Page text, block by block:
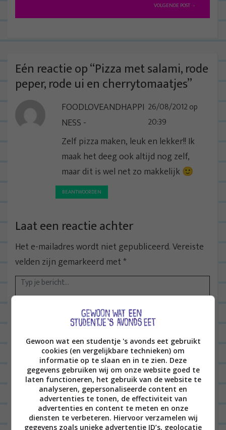
i
t
n
a
v
i
VOLGENDE POST
Eén reactie op “Pizza met salami, rode
peper, rode ui en cherrytomaatjes”
FOODLOVEANDHAPPI
NESS
26/08/2012 op
20:39
Zelf pizza maken, leuk en lekker!! Ik
maak het deeg ook altijd nog zelf,
maar dit is wel net zo makkelijk 🙂
BEANTWOORDEN
Laat een reactie achter
Het e-mailadres wordt niet gepubliceerd.Vereiste
velden zijn gemarkeerd met*
*
E-mail*
Gewoon wat een studentje 's avonds eet gebruikt
cookies (en vergelijkbare technieken) om
informatie op te slaan en in te zien. Deze
gegevens gebruiken wij om onze website goed te
laten functioneren, het gebruik van de website te
analyseren, gepersonaliseerde content en
advertenties te tonen, de effectiviteit van
advertenties en content te meten en onze
diensten te verbeteren. Hiervoor verzamelen wij
gegevens zoals unieke advertentie ID’s, geolocatie